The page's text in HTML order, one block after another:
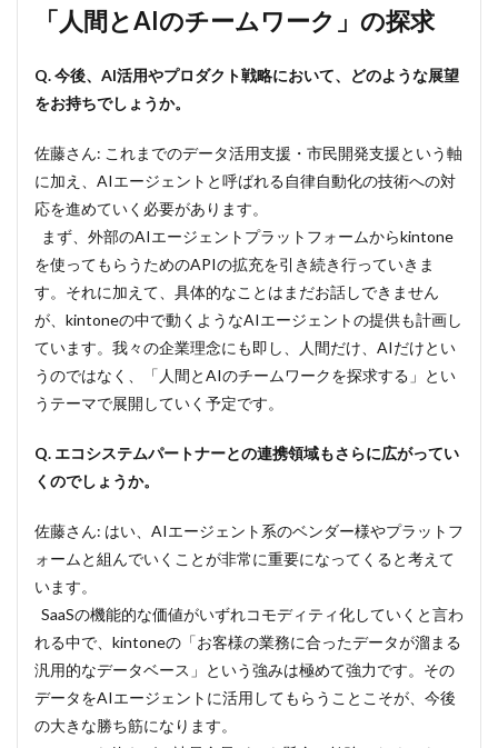
「人間とAIのチームワーク」の探求
Q. 今後、AI活用やプロダクト戦略において、どのような展望
をお持ちでしょうか。
佐藤さん: これまでのデータ活用支援・市民開発支援という軸
に加え、AIエージェントと呼ばれる自律自動化の技術への対
応を進めていく必要があります。
まず、外部のAIエージェントプラットフォームからkintone
を使ってもらうためのAPIの拡充を引き続き行っていきま
す。それに加えて、具体的なことはまだお話しできません
が、kintoneの中で動くようなAIエージェントの提供も計画し
ています。我々の企業理念にも即し、人間だけ、AIだけとい
うのではなく、「人間とAIのチームワークを探求する」とい
うテーマで展開していく予定です。
Q. エコシステムパートナーとの連携領域もさらに広がってい
くのでしょうか。
佐藤さん: はい、AIエージェント系のベンダー様やプラットフ
ォームと組んでいくことが非常に重要になってくると考えて
います。
SaaSの機能的な価値がいずれコモディティ化していくと言わ
れる中で、kintoneの「お客様の業務に合ったデータが溜まる
汎用的なデータベース」という強みは極めて強力です。その
データをAIエージェントに活用してもらうことこそが、今後
の大きな勝ち筋になります。